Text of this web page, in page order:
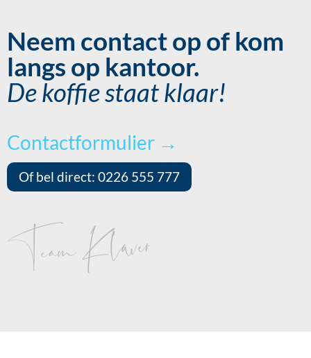
Neem contact op of kom
langs op kantoor.
De koffie staat klaar!
Contactformulier →
Of bel direct: 0226 555 777
Team Klaver